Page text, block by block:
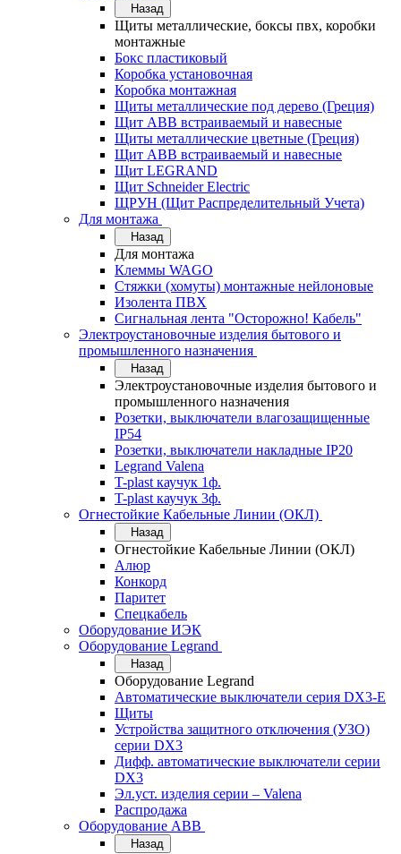
Назад
Щиты металлические, боксы пвх, коробки
монтажные
Бокс пластиковый
Коробка установочная
Коробка монтажная
Щиты металлические под дерево (Греция)
Щит ABB встраиваемый и навесные
Щиты металлические цветные (Греция)
Щит ABB встраиваемый и навесные
Щит LEGRAND
Щит Schneider Electric
ЩРУН (Щит Распределительный Учета)
Для монтажа
Назад
Для монтажа
Клеммы WAGO
Стяжки (хомуты) монтажные нейлоновые
Изолента ПВХ
Сигнальная лента "Осторожно! Кабель"
Электроустановочные изделия бытового и
промышленного назначения
Назад
Электроустановочные изделия бытового и
промышленного назначения
Розетки, выключатели влагозащищенные
IP54
Розетки, выключатели накладные IP20
Legrand Valena
T-plast каучук 1ф.
T-plast каучук 3ф.
Огнестойкие Кабельные Линии (ОКЛ)
Назад
Огнестойкие Кабельные Линии (ОКЛ)
Алюр
Конкорд
Паритет
Спецкабель
Оборудование ИЭК
Оборудование Legrand
Назад
Оборудование Legrand
Автоматические выключатели серия DX3-E
Щиты
Устройства защитного отключения (УЗО)
серии DX3
Дифф. автоматические выключатели серии
DX3
Эл.уст. изделия серии – Valena
Распродажа
Оборудование АВВ
Назад